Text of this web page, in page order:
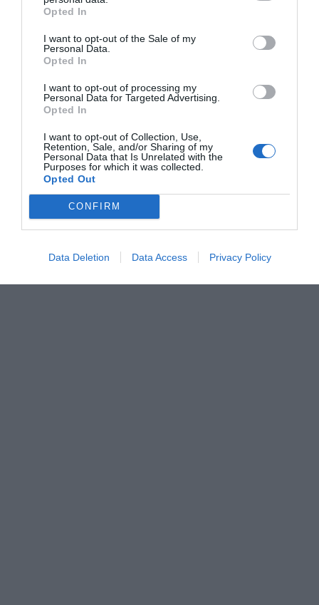
Opted In
I want to opt-out of the Sale of my
Personal Data.
Opted In
I want to opt-out of processing my
Personal Data for Targeted Advertising.
Opted In
I want to opt-out of Collection, Use,
Retention, Sale, and/or Sharing of my
Personal Data that Is Unrelated with the
Purposes for which it was collected.
Opted Out
CONFIRM
Data Deletion Data Access Privacy Policy